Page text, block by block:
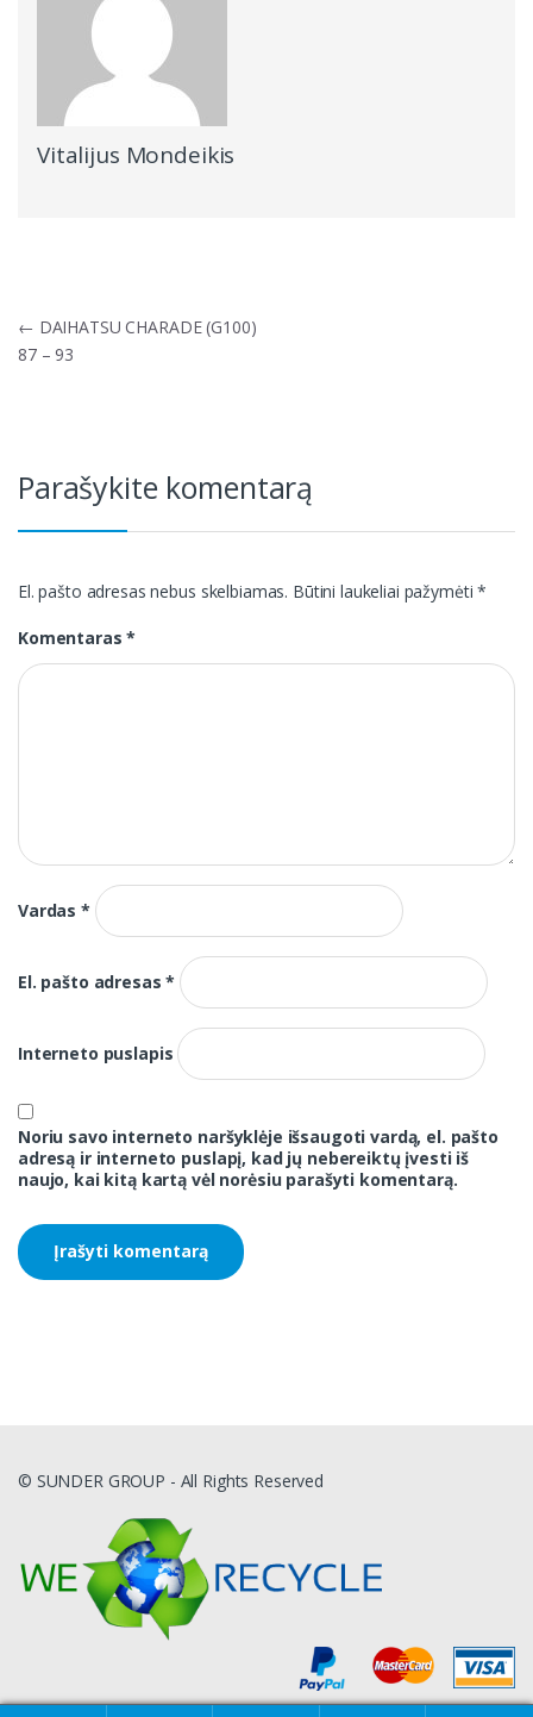
Vitalijus Mondeikis
Navigacija
tarp
įrašų
← DAIHATSU CHARADE (G100)
87 – 93
Parašykite komentarą
El. pašto adresas nebus skelbiamas. Būtini laukeliai pažymėti*
Komentaras*
Vardas*
El. pašto adresas*
Interneto puslapis
Noriu savo interneto naršyklėje išsaugoti vardą, el. pašto
adresą ir interneto puslapį, kad jų nebereiktų įvesti iš
naujo, kai kitą kartą vėl norėsiu parašyti komentarą.
© SUNDER GROUP - All Rights Reserved